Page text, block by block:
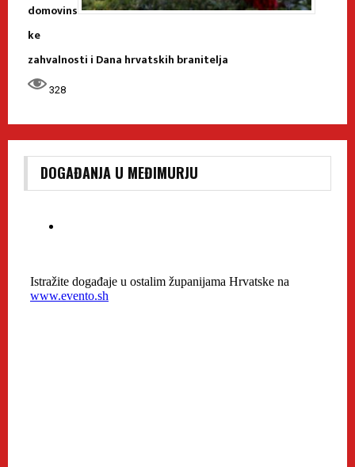
domovins
ke
zahvalnosti i Dana hrvatskih branitelja
328
DOGAĐANJA U MEĐIMURJU